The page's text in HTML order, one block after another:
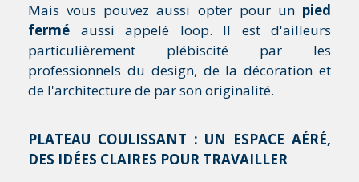
Mais vous pouvez aussi opter pour un pied
fermé aussi appelé loop. Il est d'ailleurs
particulièrement plébiscité par les
professionnels du design, de la décoration et
de l'architecture de par son originalité.
PLATEAU COULISSANT : UN ESPACE AÉRÉ,
DES IDÉES CLAIRES POUR TRAVAILLER